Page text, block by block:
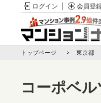
ログイン 会員登
トップページ 東京都
コーポベ